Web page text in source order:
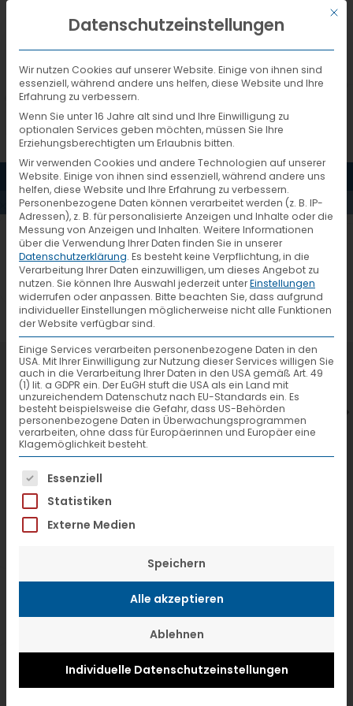
DEUTSCH
MENÜ
3456×2304
7. Juli 2026
VTL hat neuen Aufsichtsrat gewählt
Mit
Datenschutzeinstellungen
Wir nutzen Cookies auf unserer Website. Einige von ihnen sind
essenziell, während andere uns helfen, diese Website und Ihre
Erfahrung zu verbessern.
Wenn Sie unter 16 Jahre alt sind und Ihre Einwilligung zu
optionalen Services geben möchten, müssen Sie Ihre
Erziehungsberechtigten um Erlaubnis bitten.
Wir verwenden Cookies und andere Technologien auf unserer
Website. Einige von ihnen sind essenziell, während andere uns
helfen, diese Website und Ihre Erfahrung zu verbessern.
Personenbezogene Daten können verarbeitet werden (z. B. IP-
Adressen), z. B. für personalisierte Anzeigen und Inhalte oder die
Messung von Anzeigen und Inhalten. Weitere Informationen
über die Verwendung Ihrer Daten finden Sie in unserer
Datenschutzerklärung. Es besteht keine Verpflichtung, in die
Verarbeitung Ihrer Daten einzuwilligen, um dieses Angebot zu
nutzen. Sie können Ihre Auswahl jederzeit unterEinstellungen
widerrufen oder anpassen. Bitte beachten Sie, dass aufgrund
individueller Einstellungen möglicherweise nicht alle Funktionen
der Website verfügbar sind.
Einige Services verarbeiten personenbezogene Daten in den
USA. Mit Ihrer Einwilligung zur Nutzung dieser Services willigen Sie
auch in die Verarbeitung Ihrer Daten in den USA gemäß Art. 49
(1) lit. a GDPR ein. Der EuGH stuft die USA als ein Land mit
unzureichendem Datenschutz nach EU-Standards ein. Es
besteht beispielsweise die Gefahr, dass US-Behörden
personenbezogene Daten in Überwachungsprogrammen
verarbeiten, ohne dass für Europäerinnen und Europäer eine
Klagemöglichkeit besteht.
Es folgt eine Liste der Service-Gruppen,
Essenziell
Statistiken
Externe Medien
Speichern
Alle akzeptieren
Ablehnen
Individuelle Datenschutzeinstellungen